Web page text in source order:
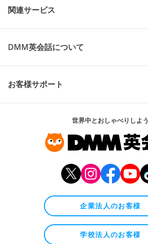
関連サービス
DMM英会話について
お客様サポート
世界中とおしゃべりしよう
企業法人のお客様
学校法人のお客様